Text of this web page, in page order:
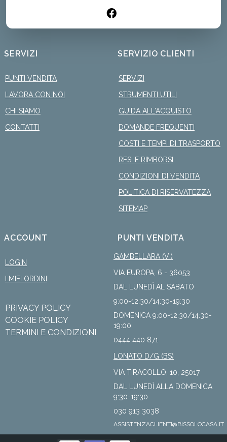
SERVIZI
PUNTI VENDITA
LAVORA CON NOI
CHI SIAMO
CONTATTI
SERVIZIO CLIENTI
SERVIZI
STRUMENTI UTILI
GUIDA ALL'ACQUISTO
DOMANDE FREQUENTI
COSTI E TEMPI DI TRASPORTO
RESI E RIMBORSI
CONDIZIONI DI VENDITA
POLITICA DI RISERVATEZZA
SITEMAP
ACCOUNT
LOGIN
I MIEI ORDINI
PRIVACY POLICY
COOKIE POLICY
TERMINI E CONDIZIONI
PUNTI VENDITA
GAMBELLARA (VI)
VIA EUROPA, 6 - 36053
DAL LUNEDÌ AL SABATO
9:00-12:30/14:30-19:30
DOMENICA 9:00-12:30/14:30-
19:00
0444 440 871
LONATO D/G (BS)
VIA TIRACOLLO, 10, 25017
DAL LUNEDÌ ALLA DOMENICA
9:30-19:30
030 913 3038
ASSISTENZACLIENTI@BISSOLOCASA.IT